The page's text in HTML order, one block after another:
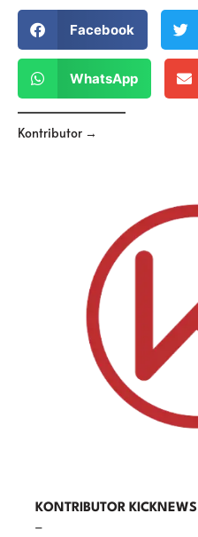
Facebook
WhatsApp
Kontributor →
KONTRIBUTOR KICKNEWS
–